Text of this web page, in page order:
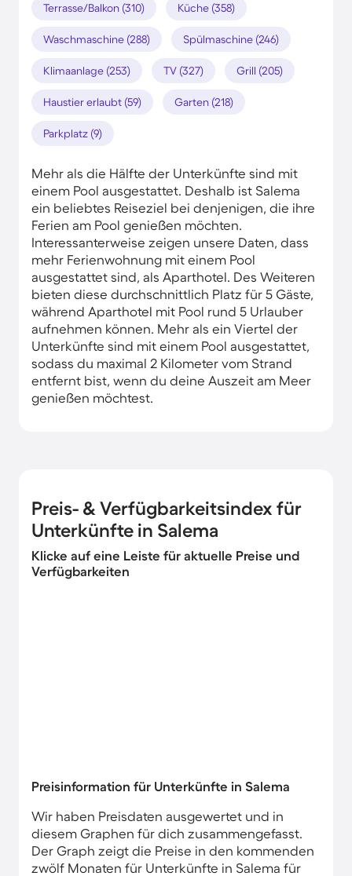
Terrasse/Balkon (310) Küche (358)
Waschmaschine (288) Spülmaschine (246)
Klimaanlage (253) TV (327) Grill (205)
Haustier erlaubt (59) Garten (218)
Parkplatz (9)
Mehr als die Hälfte der Unterkünfte sind mit
einem Pool ausgestattet. Deshalb ist Salema
ein beliebtes Reiseziel bei denjenigen, die ihre
Ferien am Pool genießen möchten.
Interessanterweise zeigen unsere Daten, dass
mehr Ferienwohnung mit einem Pool
ausgestattet sind, als Aparthotel. Des Weiteren
bieten diese durchschnittlich Platz für 5 Gäste,
während Aparthotel mit Pool rund 5 Urlauber
aufnehmen können. Mehr als ein Viertel der
Unterkünfte sind mit einem Pool ausgestattet,
sodass du maximal 2 Kilometer vom Strand
entfernt bist, wenn du deine Auszeit am Meer
genießen möchtest.
Preis- & Verfügbarkeitsindex für
Unterkünfte in Salema
Klicke auf eine Leiste für aktuelle Preise und
Verfügbarkeiten
Preisinformation für Unterkünfte in Salema
Wir haben Preisdaten ausgewertet und in
diesem Graphen für dich zusammengefasst.
Der Graph zeigt die Preise in den kommenden
zwölf Monaten für Unterkünfte in Salema für